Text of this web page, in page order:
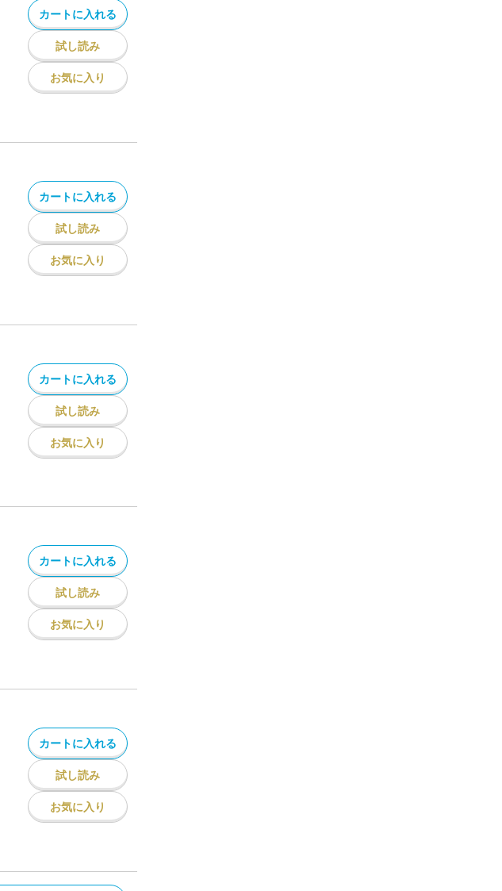
カートに入れる
試し読み
お気に入り
カートに入れる
試し読み
お気に入り
カートに入れる
試し読み
お気に入り
カートに入れる
試し読み
お気に入り
カートに入れる
試し読み
お気に入り